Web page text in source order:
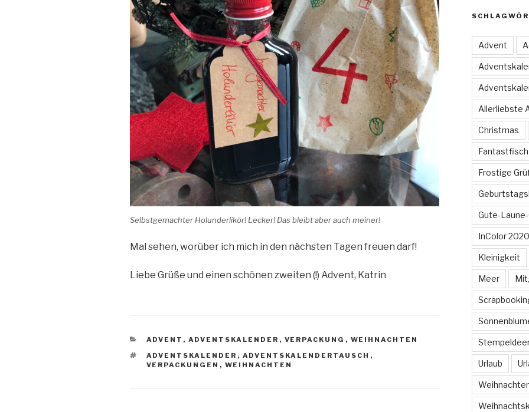
Selbstgemachter Holunderlikör! Lecker! Das bleibt aber auch meiner!
Mal sehen, worüber ich mich in den nächsten Tagen freuen darf!
Liebe Grüße und einen schönen zweiten (!) Advent, Katrin
KATEGORIEN
ADVENT , ADVENTSKALENDER , VERPACKUNG , WEIHNACHTEN
SCHLAGWÖRTER
ADVENTSKALENDER , ADVENTSKALENDERTAUSCH ,
VERPACKUNGEN , WEIHNACHTEN
Advent
Allerliebste
Christmas
Fantastfisch
Frostige
Gute-
InColor
Kleinigkeit
Meer
Urlaub